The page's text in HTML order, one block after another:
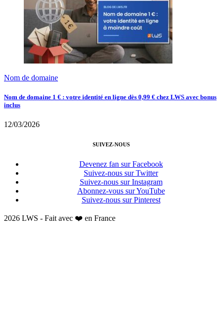
Nom de domaine
Nom de domaine 1 € : votre identité en ligne dès 0,99 € chez LWS avec bonus
inclus
12/03/2026
SUIVEZ-NOUS
Devenez fan sur Facebook
Suivez-nous sur Twitter
Suivez-nous sur Instagram
Abonnez-vous sur YouTube
Suivez-nous sur Pinterest
2026 LWS - Fait avec ❤️ en France